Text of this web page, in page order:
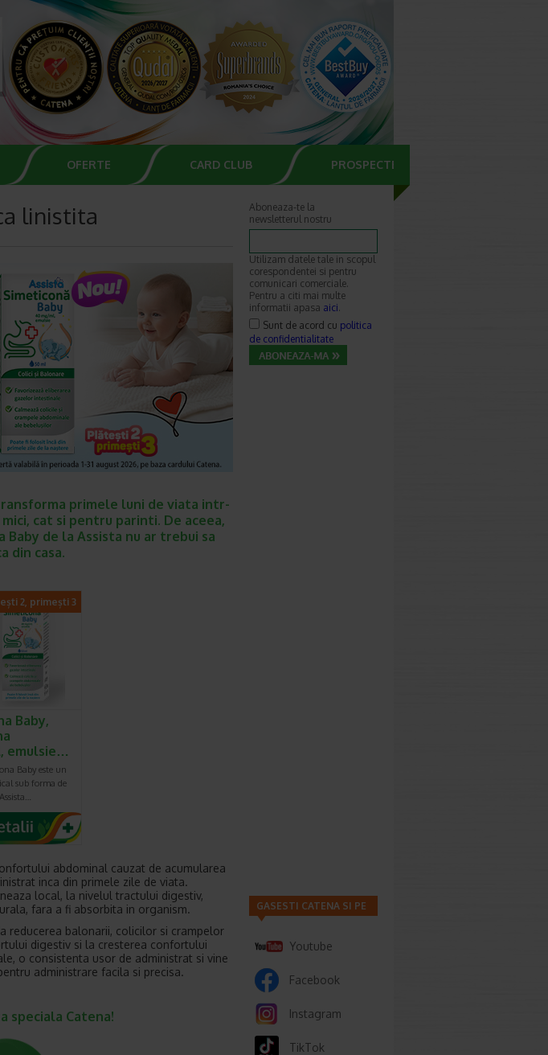
OFERTE CARD CLUB PROSPECTE
linistita
primele luni de viata intr-
cat si pentru parinti. De aceea,
Baby de la Assista nu ar trebui sa
din casa.
2, primești 3
Baby,
emulsie…
Baby este un
sub forma de
abdominal cauzat de acumularea
inca din primele zile de viata.
local, la nivelul tractului digestiv,
fara a fi absorbita in organism.
reducerea balonarii, colicilor si crampelor
digestiv si la cresterea confortului
o consistenta usor de administrat si vine
administrare facila si precisa.
speciala Catena!
Aboneaza-te la
newsletterul nostru
Utilizam datele tale in scopul
corespondentei si pentru
comunicari comerciale.
Pentru a citi mai multe
informatii apasa aici.
Sunt de acord cu politica
de confidentialitate
GASESTI CATENA SI PE
Youtube
Facebook
Instagram
TikTok